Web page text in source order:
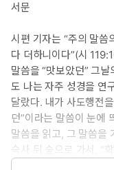
서문
시편 기자는 “주의 말씀
다 더하니이다”(시
말씀을 “맛보았던” 그
도 나는 자주 성경을 연
달랐다. 내가 사도행전
던”이라는 말씀이 눈에
말씀을 읽고, 그 말씀을
숙사 뒤 숲으로 가서, “
던! 예수와 함께! 오, 예